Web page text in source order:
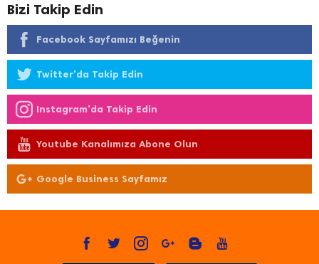
Bizi Takip Edin
Facebook Sayfamızı Beğenin
Twitter'da Takip Edin
Instagram'da Takip Edin
Youtube Kanalımıza Abone Olun
Google Business Sayfamız